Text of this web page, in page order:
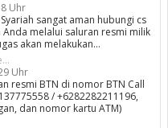
Uhr
sangat aman hubungi cs
melalui saluran resmi milik
akan melakukan…
Uhr
resmi BTN di nomor BTN Call
/ +6282282211196,
dan nomor kartu ATM)